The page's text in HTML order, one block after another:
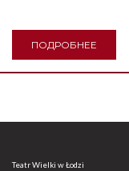
ПОДРОБНЕЕ
Teatr Wielki w Łodzi